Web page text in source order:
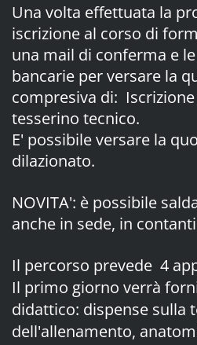
Una volta effettuata la
iscrizione al corso di
una mail di conferma e
bancarie per versare la
compresiva di:
tesserino tecnico.
E' possibile versare la
dilazionato.
NOVITA': è possibile
anche in sede, in
Il percorso prevede 4
Il primo giorno verrà
didattico: dispense sulla
dell'allenamento,